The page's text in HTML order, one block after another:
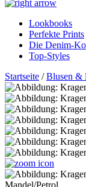
Lookbooks
Perfekte Prints
Die Denim-
Top-Styles
Startseite /Blusen &